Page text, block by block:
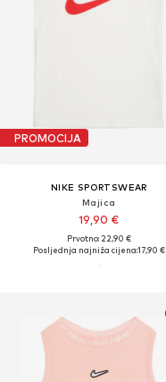
PROMOCIJA
NIKE SPORTSWEAR
Majica
19,90 €
Prvotno: 22,90 €
Posljednja najniža cijena:17,90 €